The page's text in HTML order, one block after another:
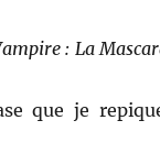
: La
que je